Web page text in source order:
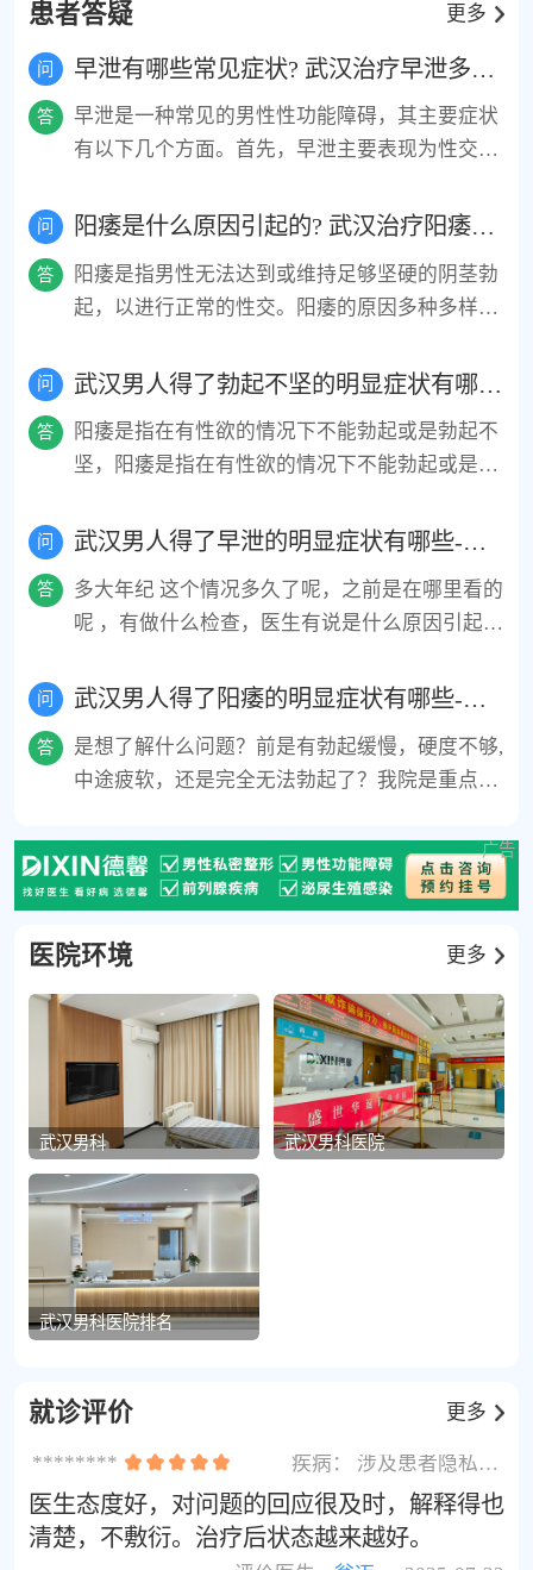
患者答疑 更多
问 早泄有哪些常见症状? 武汉治疗早泄多少钱
答
早泄是一种常见的男性性功能障碍，其主要症状
有以下几个方面。首先，早泄主要表现为性交时
射精的时间，射精发生在性交的早期阶段，无法
觉，无法满足自己和伴侣的性欲需求。早泄的症
状还可能引起患者对性生活的焦虑和担忧，甚至
时就医寻求专业的治疗和指导。
问 阳痿是什么原因引起的? 武汉治疗阳痿哪家医院好
答
阳痿是指男性无法达到或维持足够坚硬的阴茎勃
起，以进行正常的性交。阳痿的原因多种多样，
生理原因包括血液循环问题、神经系统疾病、激
虑、抑郁、精神压力、性心理障碍等。此外，生
活方式因素如酗酒、吸烟、肥胖、不健康饮食和
虑病史、体检和必要的实验室检查。患者可以咨
询医生来确定具体的病因，并制定合适的治疗计
问 武汉男人得了勃起不坚的明显症状有哪些-武汉男人得了勃起不坚要怎么治疗才好呢。
答
阳痿是指在有性欲的情况下不能勃起或是勃起不
坚，阳痿是指在有性欲的情况下不能勃起或是勃
活不正常的事实，不但困扰男性的身心健康，更
到释放和宣泄，日常生活呢个话可能会出现裂
痕，严重的还可能会导致婚姻破裂，引起阳痿的
过度）2、长期早泄３、泌尿生殖器官病变：如
前列腺炎、前列腺增生、附睾炎、精索静脉曲张
等常可导致阳痿。４、内分泌病变：如糖尿病,垂
５、慢性疲劳：疲劳之所以能引起阳痿， 是因为
肌肉过度疲劳或因过度用脑、忧郁不安、紧张等
应该到医院检查清楚你导致阳痿的病因，每个人
导致的病因都不同，需要排查你属于那种。
问 武汉男人得了早泄的明显症状有哪些-武汉男人得了早泄要怎么治疗才好呢。
答
多大年纪 这个情况多久了呢，之前是在哪里看的
呢 ，有做什么检查，医生有说是什么原因引起的
流障碍，性激素下降，龟头敏感，长期手淫，包
是可以引起。没有明确原因 自己服用药物是没有
效用的 还有可能产生耐药性以及情况更加严重，
问 武汉男人得了阳痿的明显症状有哪些-武汉男人得了阳痿要怎么治疗才好呢。
答
是想了解什么问题？前是有勃起缓慢，硬度不够,
中途疲软，还是完全无法勃起了？我院是重点专
面专门的课题研究专家组，对于阳痿诊断和治疗
这方面的疾病是非常权威的，导致阳痿的病因是
有几种的，这边方面问题的病因，解决方法以及
需要注意的事项，以免您的情况加重了
医院环境 更多
武汉男科 武汉男科医院
武汉男科医院排名
就诊评价 更多
******** 疾病： 涉及患者隐私不展示
医生态度好，对问题的回应很及时，解释得也
清楚，不敷衍。治疗后状态越来越好。